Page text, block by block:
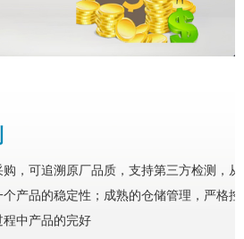
，可追溯原厂品质，支持第三方检测，
产品的稳定性；成熟的仓储管理，严格
中产品的完好